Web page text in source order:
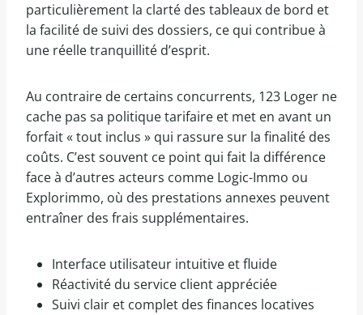
particulièrement la clarté des tableaux de bord et
la facilité de suivi des dossiers, ce qui contribue à
une réelle tranquillité d’esprit.
Au contraire de certains concurrents, 123 Loger ne
cache pas sa politique tarifaire et met en avant un
forfait « tout inclus » qui rassure sur la finalité des
coûts. C’est souvent ce point qui fait la différence
face à d’autres acteurs comme Logic-Immo ou
Explorimmo, où des prestations annexes peuvent
entraîner des frais supplémentaires.
Interface utilisateur intuitive et fluide
Réactivité du service client appréciée
Suivi clair et complet des finances locatives